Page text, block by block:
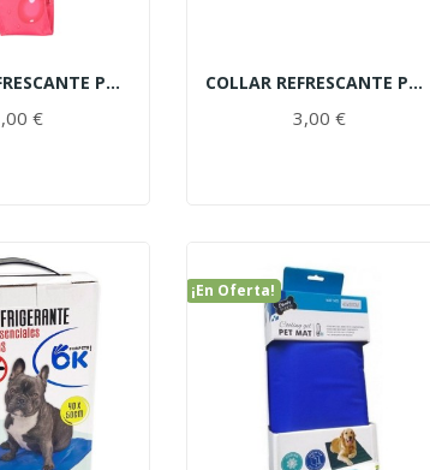
COLLAR REFRESCANTE PARA PERRO FUSCHSIA
€
COLLAR REFRESCANTE PARA PERRO AZUL
3,00 €
¡En Oferta!